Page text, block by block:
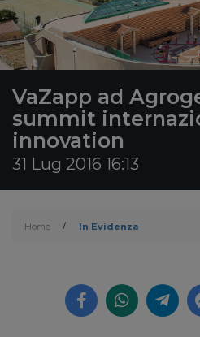
VaZapp ad
summit
innovation
31 Lug 2016 16:13
Home / In Evidenza